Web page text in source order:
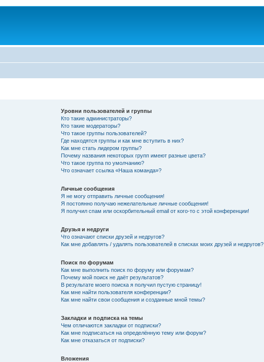
Уровни пользователей и группы
Кто такие администраторы?
Кто такие модераторы?
Что такое группы пользователей?
Где находятся группы и как мне вступить в них?
Как мне стать лидером группы?
Почему названия некоторых групп имеют разные цвета?
Что такое группа по умолчанию?
Что означает ссылка «Наша команда»?
Личные сообщения
Я не могу отправить личные сообщения!
Я постоянно получаю нежелательные личные сообщения!
Я получил спам или оскорбительный email от кого-то с этой конференции!
Друзья и недруги
Что означают списки друзей и недругов?
Как мне добавлять / удалять пользователей в списках моих друзей и недругов?
Поиск по форумам
Как мне выполнить поиск по форуму или форумам?
Почему мой поиск не даёт результатов?
В результате моего поиска я получил пустую страницу!
Как мне найти пользователя конференции?
Как мне найти свои сообщения и созданные мной темы?
Закладки и подписка на темы
Чем отличаются закладки от подписки?
Как мне подписаться на определённую тему или форум?
Как мне отказаться от подписки?
Вложения